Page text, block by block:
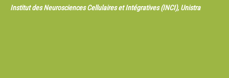
Institut des Neurosciences Cellulaires et Intégratives (INCI), Unistra